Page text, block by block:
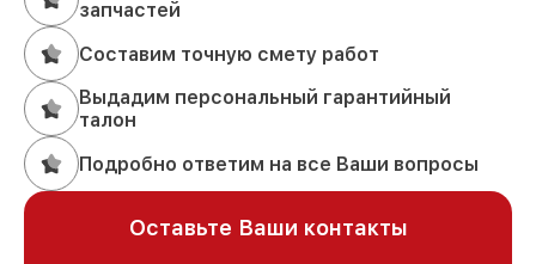
запчастей
Составим точную смету работ
Выдадим персональный гарантийный
талон
Подробно ответим на все Ваши вопросы
Оставьте Ваши контакты